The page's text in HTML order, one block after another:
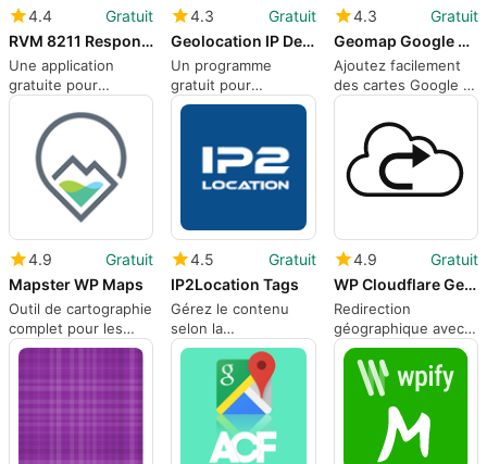
4.4
Gratuit
RVM 8211 Responsive Vector Maps
Une application
gratuite pour
WordPress, par
Enrico Urbinati.
4.3
Gratuit
Geolocation IP Detection
Un programme
gratuit pour
WordPress, par
4.3
Gratuit
Geomap Google Map Block
Ajoutez facilement
des cartes Google à
WordPress
4.9
Gratuit
Mapster WP Maps
Outil de cartographie
complet pour les
utilisateurs de
4.5
Gratuit
IP2Location Tags
Gérez le contenu
selon la
géolocalisation
4.9
Gratuit
WP Cloudflare GeoIP Redirect
Redirection
géographique avec
WP Cloudflare GeoIP
Redirect